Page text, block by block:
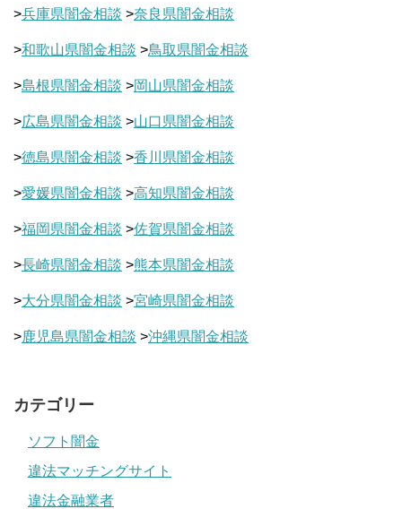
>兵庫県闇金相談 >奈良県闇金相談
>和歌山県闇金相談 >鳥取県闇金相談
>島根県闇金相談 >岡山県闇金相談
>広島県闇金相談 >山口県闇金相談
>徳島県闇金相談 >香川県闇金相談
>愛媛県闇金相談 >高知県闇金相談
>福岡県闇金相談 >佐賀県闇金相談
>長崎県闇金相談 >熊本県闇金相談
>大分県闇金相談 >宮崎県闇金相談
>鹿児島県闇金相談 >沖縄県闇金相談
カテゴリー
ソフト闇金
違法マッチングサイト
違法金融業者